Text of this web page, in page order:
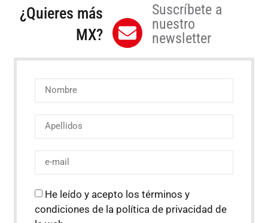
¿Quieres más
MX?
Suscríbete a
nuestro
newsletter
He leído y acepto los términos y
condiciones de la política de privacidad de